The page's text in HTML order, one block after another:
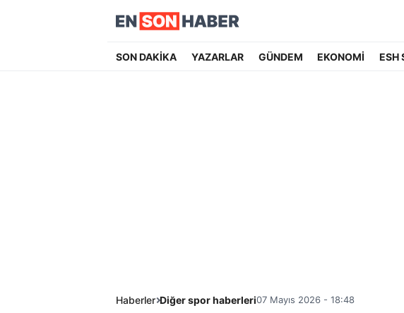
SON DAKİKA YAZARLAR GÜNDEM EKONOMİ ESH
Haberler Diğer spor haberleri07 Mayıs 2026 - 18:48